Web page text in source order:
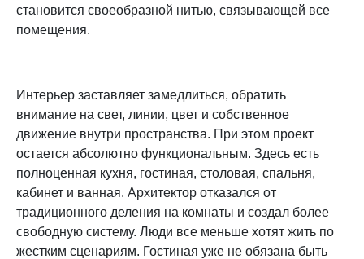
становится своеобразной нитью, связывающей все
помещения.
Интерьер заставляет замедлиться, обратить
внимание на свет, линии, цвет и собственное
движение внутри пространства. При этом проект
остается абсолютно функциональным. Здесь есть
полноценная кухня, гостиная, столовая, спальня,
кабинет и ванная. Архитектор отказался от
традиционного деления на комнаты и создал более
свободную систему. Люди все меньше хотят жить по
жестким сценариям. Гостиная уже не обязана быть